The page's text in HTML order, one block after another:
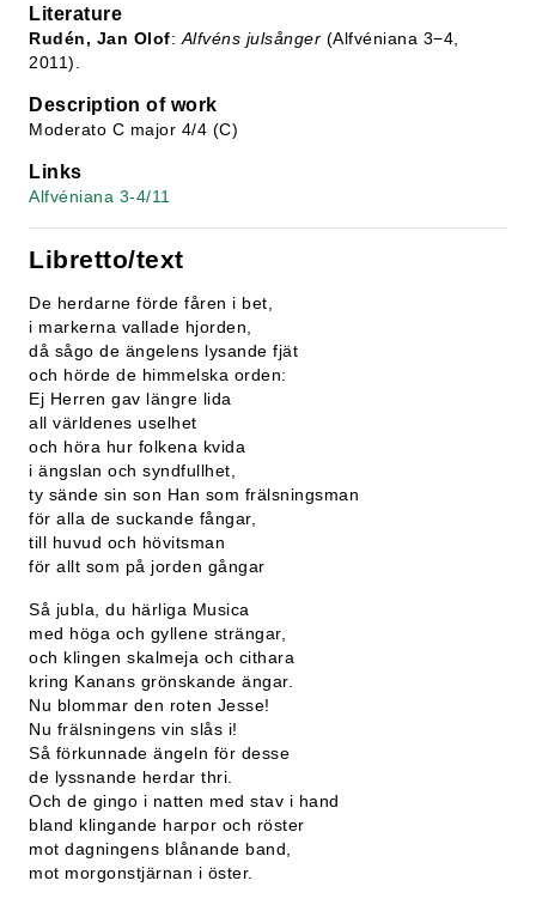
Literature
Rudén, Jan Olof: Alfvéns julsånger (Alfvéniana 3−4,
2011).
Description of work
Moderato C major 4/4 (C)
Links
Alfvéniana 3-4/11
Libretto/text
De herdarne förde fåren i bet,
i markerna vallade hjorden,
då sågo de ängelens lysande fjät
och hörde de himmelska orden:
Ej Herren gav längre lida
all världenes uselhet
och höra hur folkena kvida
i ängslan och syndfullhet,
ty sände sin son Han som frälsningsman
för alla de suckande fångar,
till huvud och hövitsman
för allt som på jorden gångar
Så jubla, du härliga Musica
med höga och gyllene strängar,
och klingen skalmeja och cithara
kring Kanans grönskande ängar.
Nu blommar den roten Jesse!
Nu frälsningens vin slås i!
Så förkunnade ängeln för desse
de lyssnande herdar thri.
Och de gingo i natten med stav i hand
bland klingande harpor och röster
mot dagningens blånande band,
mot morgonstjärnan i öster.